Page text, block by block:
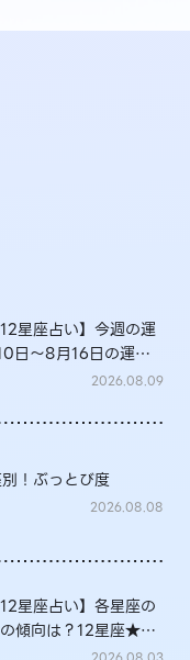
星座占い】今週の運
日～8月16日の運勢
2026.08.09
！ぶっとび度
2026.08.08
星座占い】各星座の
傾向は？12星座★徹